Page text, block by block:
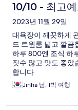
10/10 - 최고
2023년 11월 29일
대욕장이 깨끗하게
드 트윈룸 넓고 깔
하루 800엔 조식 하
짓수 많고 맛도 좋
합니다
Jinha 님, 1박 여행